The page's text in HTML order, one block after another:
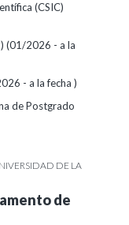
(CSIC)
(01/2026 - a la
- a la fecha )
de Postgrado
DE LA
de